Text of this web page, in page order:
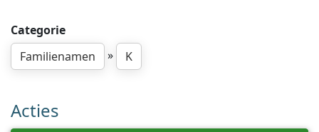
Categorie
Familienamen
» K
Acties